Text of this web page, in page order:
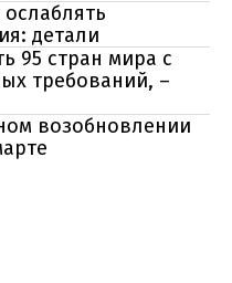
детали
95 стран мира с
требований, –
возобновлении